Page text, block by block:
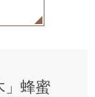
」蜂蜜